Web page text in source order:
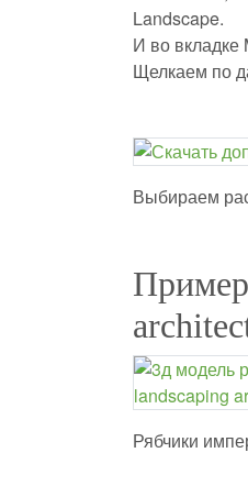
Landscape.
И во
Щелкаем по
Выбираем
Рябчики